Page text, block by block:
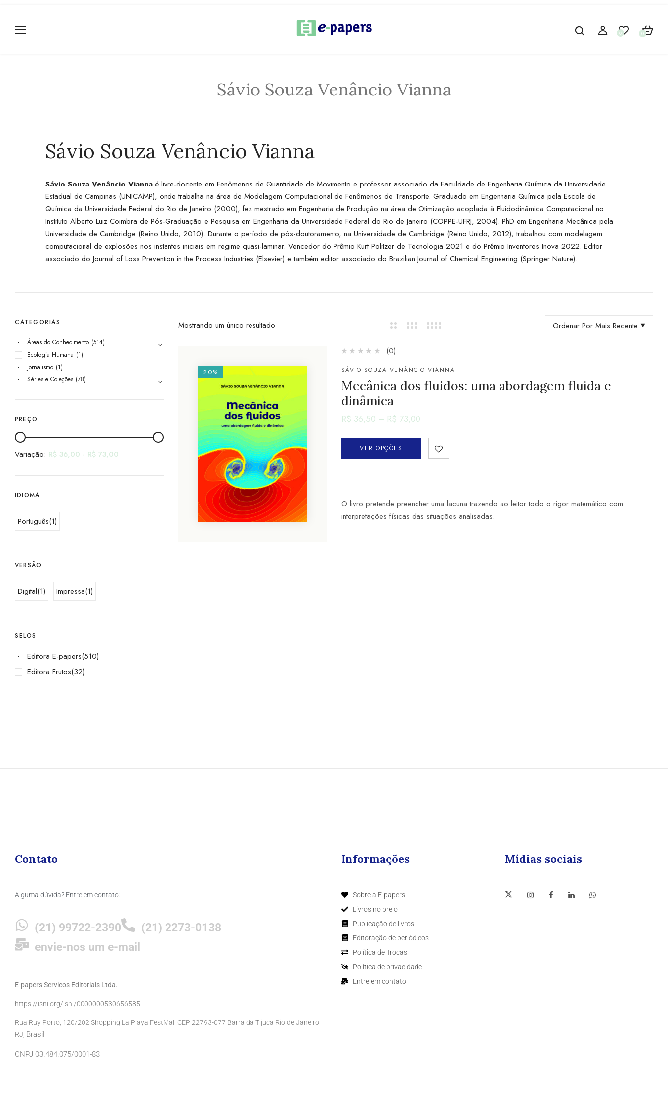
0 0
Sávio Souza Venâncio Vianna
Sávio Souza Venâncio Vianna
Sávio Souza Venâncio Vianna é livre-docente em Fenômenos de Quantidade de Movimento e professor associado da Faculdade de Engenharia Química da Universidade
Estadual de Campinas (UNICAMP), onde trabalha na área de Modelagem Computacional de Fenômenos de Transporte. Graduado em Engenharia Química pela Escola de
Química da Universidade Federal do Rio de Janeiro (2000), fez mestrado em Engenharia de Produção na área de Otimização acoplada à Fluidodinâmica Computacional no
Instituto Alberto Luiz Coimbra de Pós-Graduação e Pesquisa em Engenharia da Universidade Federal do Rio de Janeiro (COPPE-UFRJ, 2004). PhD em Engenharia Mecânica pela
Universidade de Cambridge (Reino Unido, 2010). Durante o período de pós-doutoramento, na Universidade de Cambridge (Reino Unido, 2012), trabalhou com modelagem
computacional de explosões nos instantes iniciais em regime quasi-laminar. Vencedor do Prêmio Kurt Politzer de Tecnologia 2021 e do Prêmio Inventores Inova 2022. Editor
associado do Journal of Loss Prevention in the Process Industries (Elsevier) e também editor associado do Brazilian Journal of Chemical Engineering (Springer Nature).
CATEGORIAS
Áreas do Conhecimento (514)
Ecologia Humana (1)
Jornalismo (1)
Séries e Coleções (78)
PREÇO
Variação: R$ 36,00 - R$ 73,00
IDIOMA
Português(1)
VERSÃO
Digital(1) Impressa(1)
SELOS
Editora E-papers(510)
Editora Frutos(32)
Mostrando um único resultado Ordenar Por Mais Recente
20%
(0)
SÁVIO SOUZA VENÂNCIO VIANNA
Mecânica dos fluidos: uma abordagem fluida e
dinâmica
R$ 36,50 – R$ 73,00
VER OPÇÕES
O livro pretende preencher uma lacuna trazendo ao leitor todo o rigor matemático com
interpretações físicas das situações analisadas.
Contato
Alguma dúvida? Entre em contato:
(21) 99722-2390
(21) 2273-0138
envie-nos um e-mail
E-papers Servicos Editoriais Ltda.
https://isni.org/isni/0000000530656585
Rua Ruy Porto, 120/202 Shopping La Playa FestMall CEP 22793-077 Barra da Tijuca Rio de Janeiro
RJ, Brasil
CNPJ 03.484.075/0001-83
Informações
Sobre a E-papers
Livros no prelo
Publicação de livros
Editoração de periódicos
Política de Trocas
Política de privacidade
Entre em contato
Mídias sociais